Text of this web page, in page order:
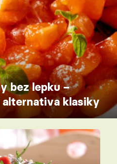
bez lepku –
alternativa klasiky